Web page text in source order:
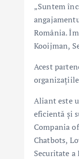
„Suntem
România.
Kooijman,
Acest
organizațiile
Aliant este
eficientă și
Compania
Chatbots,
Securitate